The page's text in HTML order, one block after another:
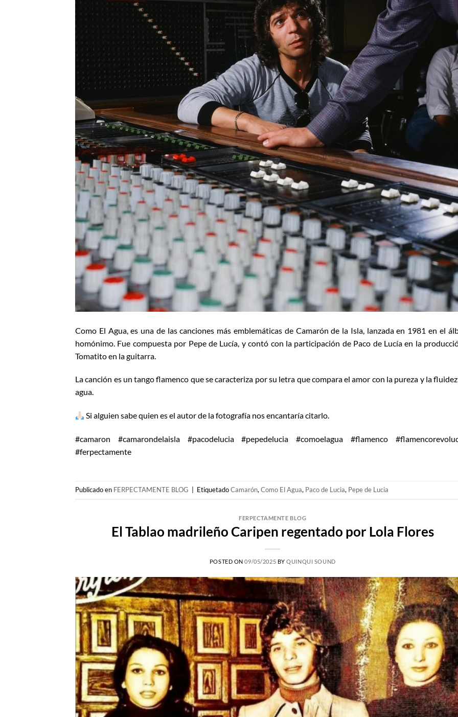
Como El Agua, es una de las canciones más emblemáticas de Camarón de la Isla, lanzada en 1981 en el
homónimo. Fue compuesta por Pepe de Lucía, y contó con la participación de Paco de Lucía en la
Tomatito en la guitarra.
La canción es un tango flamenco que se caracteriza por su letra que compara el amor con la pureza y la
agua.
Si alguien sabe quien es el autor de la fotografía nos encantaría citarlo.
#camaron #camarondelaisla #pacodelucia #pepedelucia #comoelagua #flamenco
#ferpectamente
Publicado en FERPECTAMENTE BLOG EtiquetadoCamarón,Como El Agua, Paco de Lucia, Pepe de Lucia
FERPECTAMENTE BLOG
El Tablao madrileño Caripen regentado por Lola Flores
POSTED ON09/05/2025 BYQUINQUI SOUND